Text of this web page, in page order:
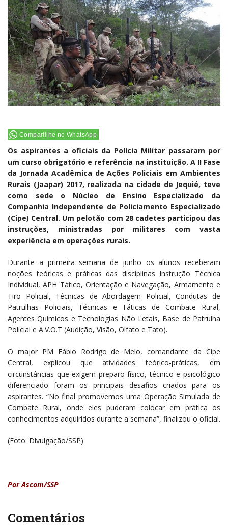
Compartilhe no WhatsApp
Os aspirantes a oficiais da Polícia Militar passaram por
um curso obrigatório e referência na instituição. A II Fase
da Jornada Acadêmica de Ações Policiais em Ambientes
Rurais (Jaapar) 2017, realizada na cidade de Jequié, teve
como sede o Núcleo de Ensino Especializado da
Companhia Independente de Policiamento Especializado
(Cipe) Central. Um pelotão com 28 cadetes participou das
instruções, ministradas por militares com vasta
experiência em operações rurais.
Durante a primeira semana de junho os alunos receberam
noções teóricas e práticas das disciplinas Instrução Técnica
Individual, APH Tático, Orientação e Navegação, Armamento e
Tiro Policial, Técnicas de Abordagem Policial, Condutas de
Patrulhas Policiais, Técnicas e Táticas de Combate Rural,
Agentes Químicos e Tecnologias Não Letais, Base de Patrulha
Policial e A.V.O.T (Audição, Visão, Olfato e Tato).
O major PM Fábio Rodrigo de Melo, comandante da Cipe
Central, explicou que atividades teórico-práticas, em
circunstâncias que exigem preparo físico, técnico e psicológico
diferenciado foram os principais desafios criados para os
aspirantes. “No final promovemos uma Operação Simulada de
Combate Rural, onde eles puderam colocar em prática os
conhecimentos adquiridos durante a semana”, finalizou o oficial.
(Foto: Divulgação/SSP)
Por Ascom/SSP
Comentários